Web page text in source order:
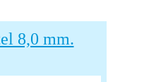
8,0 mm.